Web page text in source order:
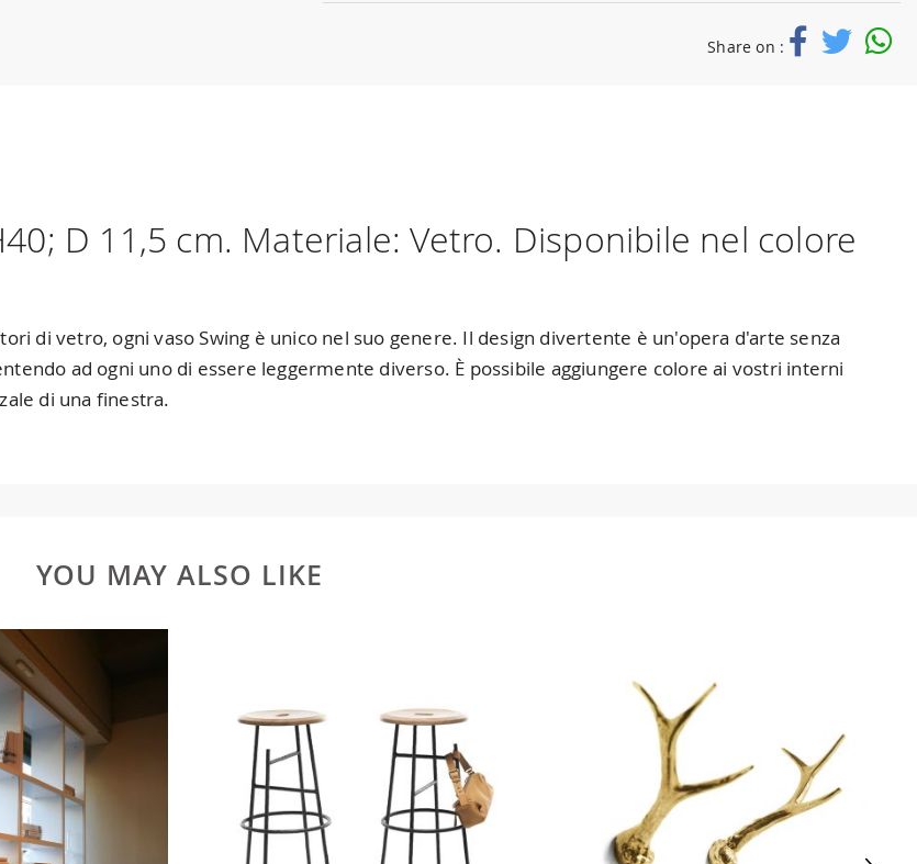
Share on :
D 11,5 cm. Materiale: Vetro. Disponibile nel colore
di vetro, ogni vaso Swing è unico nel suo genere. Il design divertente è un'opera d'arte senza
ad ogni uno di essere leggermente diverso. È possibile aggiungere colore ai vostri interni
di una finestra.
YOU MAY ALSO LIKE